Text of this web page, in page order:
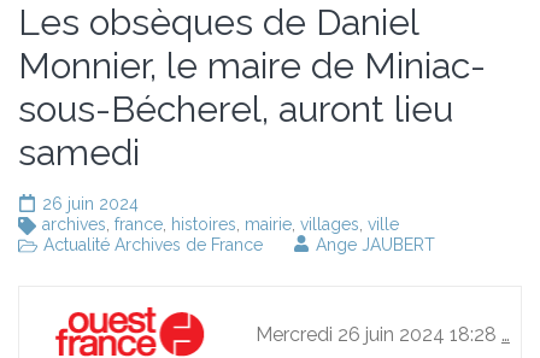
Les obsèques de Daniel
Monnier, le maire de Miniac-
sous-Bécherel, auront lieu
samedi
26 juin 2024
archives france histoires mairie villages ville
Actualité Archives de France
Ange JAUBERT
Mercredi 26 juin 2024 18:28 …